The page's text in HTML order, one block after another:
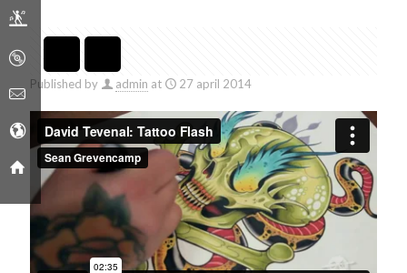
Published by admin at 27 april 2014